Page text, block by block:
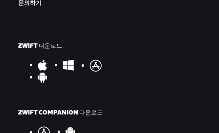
문의하기
ZWIFT 다운로드
ZWIFT COMPANION 다운로드